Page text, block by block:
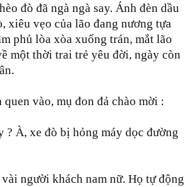
đò đã ngà ngà say. Ánh đèn dầu
xiêu vẹo của lão đang nương tựa
phủ lòa xòa xuống trán, mắt lão
một thời trai trẻ yêu đời, ngày còn
vào, mụ đon đả chào mời :
? À, xe đò bị hỏng máy dọc đường
người khách nam nữ. Họ tự động